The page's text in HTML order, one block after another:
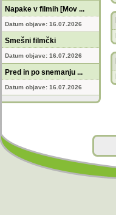
Napake v filmih [Mov ...
Datum objave: 16.07.2026
Smešni filmčki
Datum objave: 16.07.2026
Pred in po snemanju ...
Datum objave: 16.07.2026